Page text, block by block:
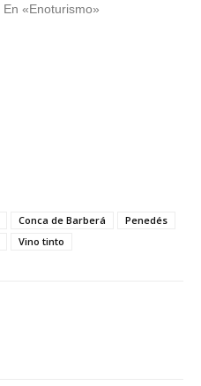
En «Enoturismo»
Conca de Barberá
Penedés
Vino tinto